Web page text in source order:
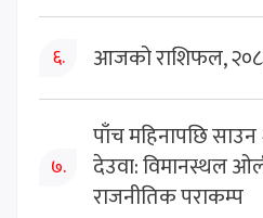
६. आजको राशिफल,
७.
पाँच महिनापछि
देउवा: विमानस्थल
राजनीतिक पराकम्प